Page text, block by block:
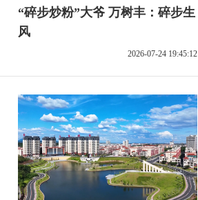
“碎步炒粉”大爷 万树丰：碎步生
风
2026-07-24 19:45:12